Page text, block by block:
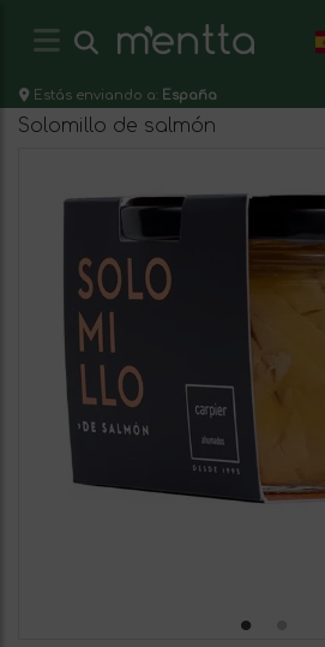
Estás enviando a: España
Solomillo de salmón